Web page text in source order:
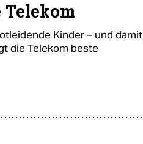
Telekom
Kinder – und damit
die Telekom beste